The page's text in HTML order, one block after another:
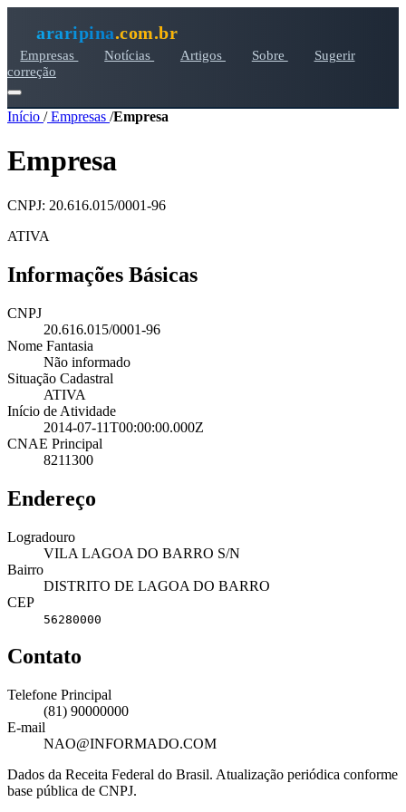
araripina.com.br
Empresas Notícias Artigos Sobre
Sugerir
correção
Início /Empresas /Empresa
Empresa
CNPJ: 20.616.015/0001-96
ATIVA
Informações Básicas
CNPJ
20.616.015/0001-96
Nome Fantasia
Não informado
Situação Cadastral
ATIVA
Início de Atividade
2014-07-11T00:00:00.000Z
CNAE Principal
8211300
Endereço
Logradouro
VILA LAGOA DO BARRO S/N
Bairro
DISTRITO DE LAGOA DO BARRO
CEP
56280000
Contato
Telefone Principal
(81) 90000000
E-mail
NAO@INFORMADO.COM
Dados da Receita Federal do Brasil. Atualização periódica conforme
base pública de CNPJ.